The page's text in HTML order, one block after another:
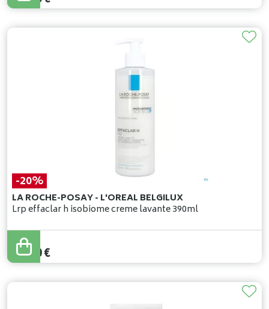
-20%
LA ROCHE-POSAY - L'OREAL BELGILUX
Lrp effaclar h isobiome creme lavante 390ml
25,50
20,40€